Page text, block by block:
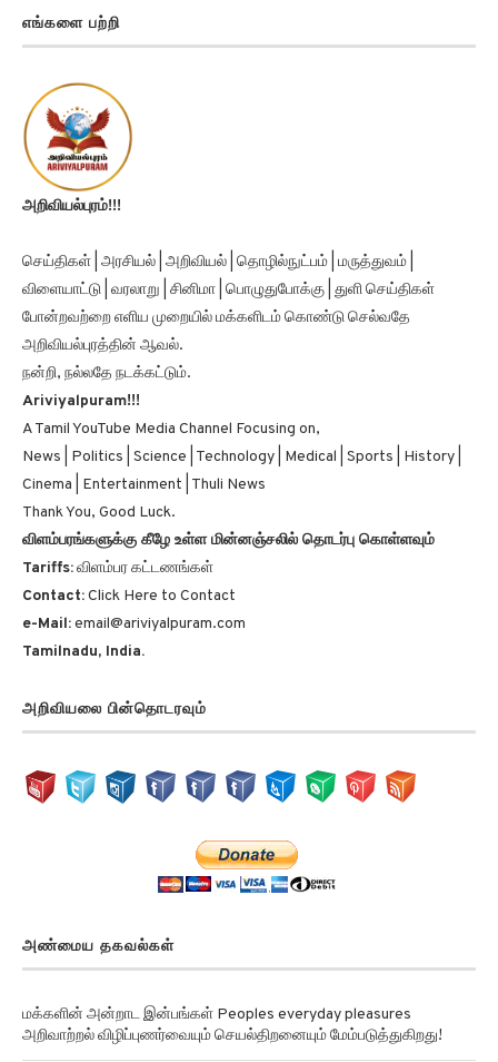
அறிவியல்புரம்!!!
விளையாட்டு | வரலாறு | சினிமா | பொழுதுபோக்கு | துளி செய்திகள்
போன்றவற்றை எளிய முறையில் மக்களிடம் கொண்டு செல்வதே
அறிவியல்புரத்தின் ஆவல்.
நன்றி, நல்லதே நடக்கட்டும்.
Ariviyalpuram!!!
A Tamil YouTube Media Channel Focusing on,
News | Politics | Science | Technology | Medical | Sports | History |
Cinema | Entertainment | Thuli News
Thank You, Good Luck.
விளம்பரங்களுக்கு கீழே உள்ள மின்னஞ்சலில் தொடர்பு கொள்ளவும்
Tariffs:விளம்பர கட்டணங்கள்
Contact:Click Here to Contact
e-Mail: email@ariviyalpuram.com
Tamilnadu, India.
அறிவாற்றல் விழிப்புணர்வையும் செயல்திறனையும் மேம்படுத்துகிறது!